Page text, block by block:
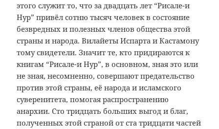
этого служит то, что за двадцать лет “Рисале-и
Нур” привёл сотню тысяч человек в состояние
безвредных и полезных членов общества этой
страны и народа. Вилайеты Испарта и Кастамону
тому свидетели. Значит те, кто придираются к
книгам “Рисале-и Нур”, в основном, зная это или
не зная, несомненно, совершают предательство
против этой страны, её народа и исламского
суверенитета, помогая распространению
анархии. Сто тридцать больших выгод и благ,
полученных этой страной от ста тридцати частей